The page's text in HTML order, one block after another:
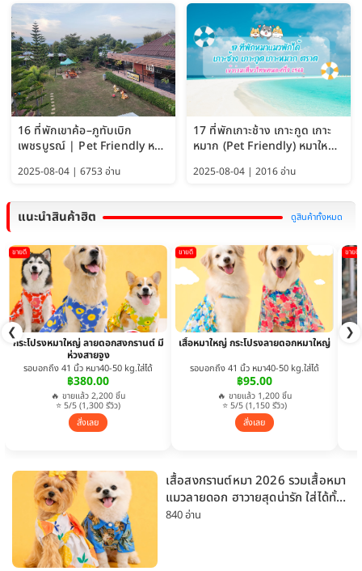
16 ที่พักเขาค้อ–ภูทับเบิก
เพชรบูรณ์ | Pet Friendly หมา
2025-08-04 | 6753 อ่าน
17 ที่พักเกาะช้าง เกาะกูด เกาะ
หมาก (Pet Friendly) หมาใหญ่
2025-08-04 | 2016 อ่าน
แนะนำสินค้าฮิต ดูสินค้าทั้งหมด
❮ ❯
ขายดี
กระโปรงหมาใหญ่ ลายดอกสงกรานต์ มี
ห่วงสายจูง
รอบอกถึง 41 นิ้ว หมา40-50 kg.ใส่ได้
฿380.00
🔥 ขายแล้ว 2,200 ชิ้น
⭐ 5/5 (1,300 รีวิว)
สั่งเลย
ขายดี
เสื้อหมาใหญ่ กระโปรงลายดอกหมาใหญ่
รอบอกถึง 41 นิ้ว หมา40-50 kg.ใส่ได้
฿95.00
🔥 ขายแล้ว 1,200 ชิ้น
⭐ 5/5 (1,150 รีวิว)
สั่งเลย
ขายดี
เสื้อสงกรานต์หมา 2026 รวมเสื้อหมา
แมวลายดอก ฮาวายสุดน่ารัก ใส่ได้ทั้ง
หมาเล็กและหมาใหญ่
840 อ่าน